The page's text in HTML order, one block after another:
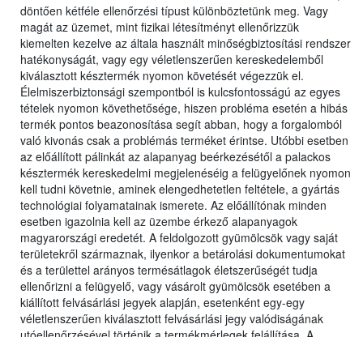
döntően kétféle ellenőrzési típust különböztetünk meg. Vagy
magát az üzemet, mint fizikai létesítményt ellenőrizzük
kiemelten kezelve az általa használt minőségbiztosítási rendszer
hatékonyságát, vagy egy véletlenszerűen kereskedelemből
kiválasztott késztermék nyomon követését végezzük el.
Élelmiszerbiztonsági szempontból is kulcsfontosságú az egyes
tételek nyomon követhetősége, hiszen probléma esetén a hibás
termék pontos beazonosítása segít abban, hogy a forgalomból
való kivonás csak a problémás terméket érintse. Utóbbi esetben
az előállított pálinkát az alapanyag beérkezésétől a palackos
késztermék kereskedelmi megjelenéséig a felügyelőnek nyomon
kell tudni követnie, aminek elengedhetetlen feltétele, a gyártás
technológiai folyamatainak ismerete. Az előállítónak minden
esetben igazolnia kell az üzembe érkező alapanyagok
magyarországi eredetét. A feldolgozott gyümölcsök vagy saját
területekről származnak, ilyenkor a betárolási dokumentumokat
és a területtel arányos termésátlagok életszerűségét tudja
ellenőrizni a felügyelő, vagy vásárolt gyümölcsök esetében a
kiállított felvásárlási jegyek alapján, esetenként egy-egy
véletlenszerűen kiválasztott felvásárlási jegy valódiságának